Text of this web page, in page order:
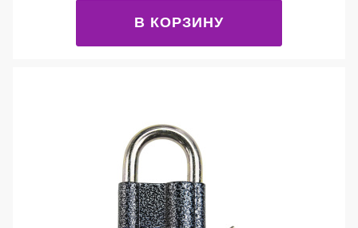
В КОРЗИНУ